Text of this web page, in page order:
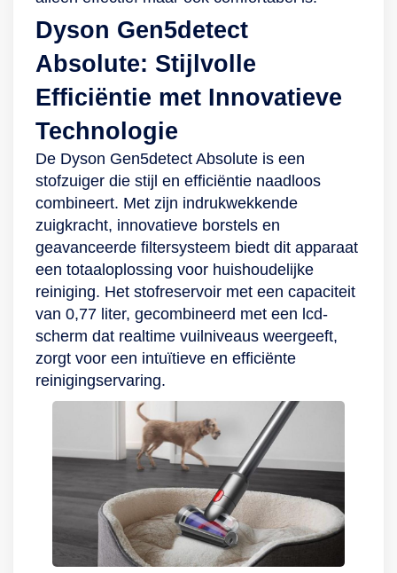
99,99% van de
deeltjes insluit, zelfs
zo microscopisch
klein als 0,3 micron.
Dankzij dit systeem
blaast het apparaat
schonere lucht uit
en geniet je binnen
van een betere
luchtkwaliteit. De
Dyson V8 Absolute
heeft verder een
digitale motor die tot
wel 110.000 toeren
per minuut maakt.
Hierbij genereert de
motor een
zuigkracht van maar
liefst 115 watt. Met
dit apparaat geniet
je dan ook van
betrouwbare
reinigingsprestaties.
Kies uit de 2
vermogensstanden
bovenzijde. Met de
kierenzuiger,
reliëfborstel en
meubelzuigmond is
het huis makkelijker
compleet stofvrij te
krijgen. De motor is
voorzien van een
eigen filter, zodat
deze beschermd
wordt. Aan de
bovenzijde zit ook
het filter dat ervoor
zorgt dat de
uitgeblazen lucht
schoon blijft. Geen
last meer van je rug
stofzuigen Voorkom
het last krijgen van
je rug en nek tijdens
het stofzuigen met
behulp van de
Comfort-
telescoopbuis. Deze
Dyson Gen5detect
Absolute: Stijlvolle
Efficiëntie met Innovatieve
Technologie
De Dyson Gen5detect Absolute is een
stofzuiger die stijl en efficiëntie naadloos
combineert. Met zijn indrukwekkende
zuigkracht, innovatieve borstels en
geavanceerde filtersysteem biedt dit apparaat
een totaaloplossing voor huishoudelijke
reiniging. Het stofreservoir met een capaciteit
van 0,77 liter, gecombineerd met een lcd-
scherm dat realtime vuilniveaus weergeeft,
zorgt voor een intuïtieve en efficiënte
reinigingservaring.